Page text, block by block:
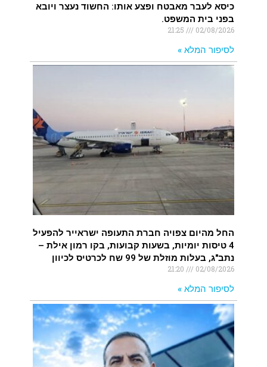
כיסא לעבר מאבטח ופצע אותו: החשוד נעצר ויובא
בפני בית המשפט.
02/08/2026
לסיפור המלא »
החל מהיום צפויה חברת התעופה ישראייר להפעיל
4 טיסות יומיות, בשעות קבועות, בקו רמון אילת –
נתב"ג, בעלות מוזלת של 99 שח לכרטיס לכיוון
02/08/2026
לסיפור המלא »